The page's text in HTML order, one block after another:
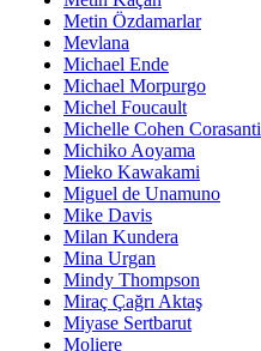
Metin Özdamarlar
Mevlana
Michael Ende
Michael Morpurgo
Michel Foucault
Michelle Cohen Corasanti
Michiko Aoyama
Mieko Kawakami
Miguel de Unamuno
Mike Davis
Milan Kundera
Mina Urgan
Mindy Thompson
Miraç Çağrı Aktaş
Miyase Sertbarut
Moliere